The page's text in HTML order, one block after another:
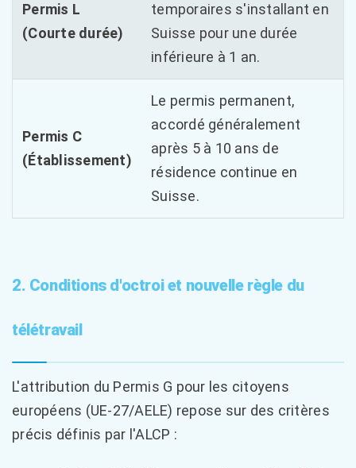
Permis L
(Courte durée)
temporaires s'installant en
Suisse pour une durée
inférieure à 1 an.
Permis C
(Établissement)
Le permis permanent,
accordé généralement
après 5 à 10 ans de
résidence continue en
Suisse.
2. Conditions d'octroi et nouvelle règle du
télétravail
L'attribution du Permis G pour les citoyens
européens (UE-27/AELE) repose sur des critères
précis définis par l'ALCP :